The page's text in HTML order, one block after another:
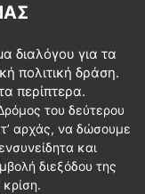
διαλόγου για τα
πολιτική δράση.
περίπτερα.
του δεύτερου
αρχάς, να δώσουμε
και
διεξόδου της